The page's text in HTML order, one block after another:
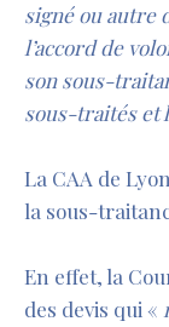
signé ou autre
l’accord de
son sous-
sous-traités et
La CAA de
la sous-
En effet, la
des devis qui «